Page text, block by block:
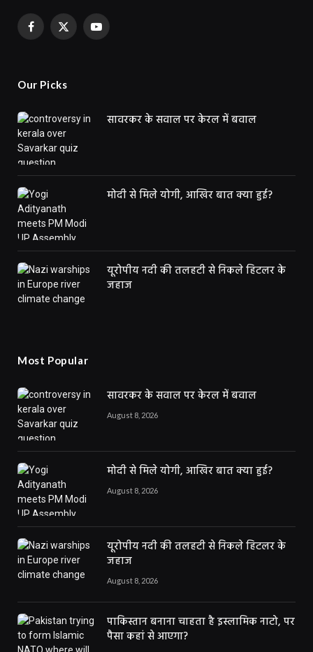
Facebook
X
YouTube
Our Picks
सावरकर के सवाल पर केरल में बवाल
मोदी से मिले योगी, आखिर बात क्या हुई?
यूरोपीय नदी की तलहटी से निकले हिटलर के
जहाज
Most Popular
सावरकर के सवाल पर केरल में बवाल
August 8, 2026
मोदी से मिले योगी, आखिर बात क्या हुई?
August 8, 2026
यूरोपीय नदी की तलहटी से निकले हिटलर के
जहाज
August 8, 2026
पाकिस्तान बनाना चाहता है इस्लामिक नाटो, पर
पैसा कहां से आएगा?